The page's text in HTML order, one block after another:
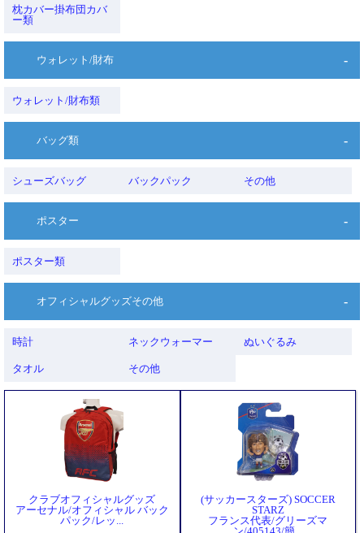
枕カバー掛布団カバ
ー類
ウォレット/財布
ウォレット/財布類
バッグ類
シューズバッグ バックパック その他
ポスター
ポスター類
オフィシャルグッズその他
時計 ネックウォーマー ぬいぐるみ
タオル その他
クラブオフィシャルグッズ
アーセナル/オフィシャル バック
パック/レッ...
(サッカースターズ) SOCCER
STARZ
フランス代表/グリーズマ